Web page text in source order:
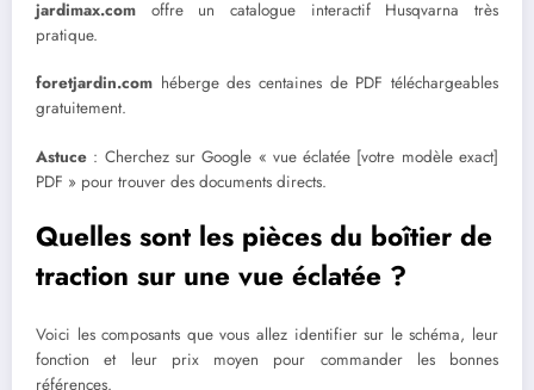
jardimax.com offre un catalogue interactif Husqvarna très
pratique.
foretjardin.com héberge des centaines de PDF téléchargeables
gratuitement.
Astuce : Cherchez sur Google « vue éclatée [votre modèle exact]
PDF » pour trouver des documents directs.
Quelles sont les pièces du boîtier de
traction sur une vue éclatée ?
Voici les composants que vous allez identifier sur le schéma, leur
fonction et leur prix moyen pour commander les bonnes
références.